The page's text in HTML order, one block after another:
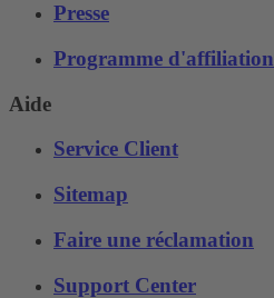
Presse
Programme d'affiliation
Aide
Service Client
Sitemap
Faire une réclamation
Support Center